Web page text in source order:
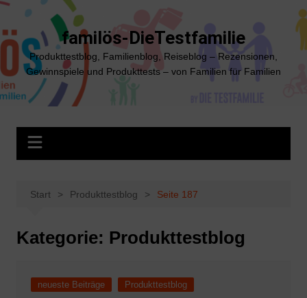
Zum
springen
familös-DieTestfamilie
Produkttestblog, Familienblog, Reiseblog – Rezensionen,
Gewinnspiele und Produkttests – von Familien für Familien
Start Produkttestblog Seite 187
Kategorie: Produkttestblog
neueste Beiträge Produkttestblog